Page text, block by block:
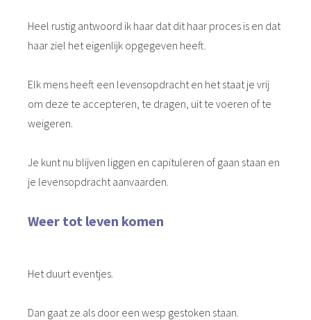
Heel rustig antwoord ik haar dat dit haar proces is en dat
haar ziel het eigenlijk opgegeven heeft.
Elk mens heeft een levensopdracht en het staat je vrij
om deze te accepteren, te dragen, uit te voeren of te
weigeren.
Je kunt nu blijven liggen en capituleren of gaan staan en
je levensopdracht aanvaarden.
Weer tot leven komen
Het duurt eventjes.
Dan gaat ze als door een wesp gestoken staan.